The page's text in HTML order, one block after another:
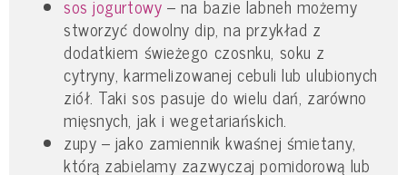
sos jogurtowy – na bazie labneh możemy
stworzyć dowolny dip, na przykład z
dodatkiem świeżego czosnku, soku z
cytryny, karmelizowanej cebuli lub ulubionych
ziół. Taki sos pasuje do wielu dań, zarówno
mięsnych, jak i wegetariańskich.
zupy – jako zamiennik kwaśnej śmietany,
którą zabielamy zazwyczaj pomidorową lub